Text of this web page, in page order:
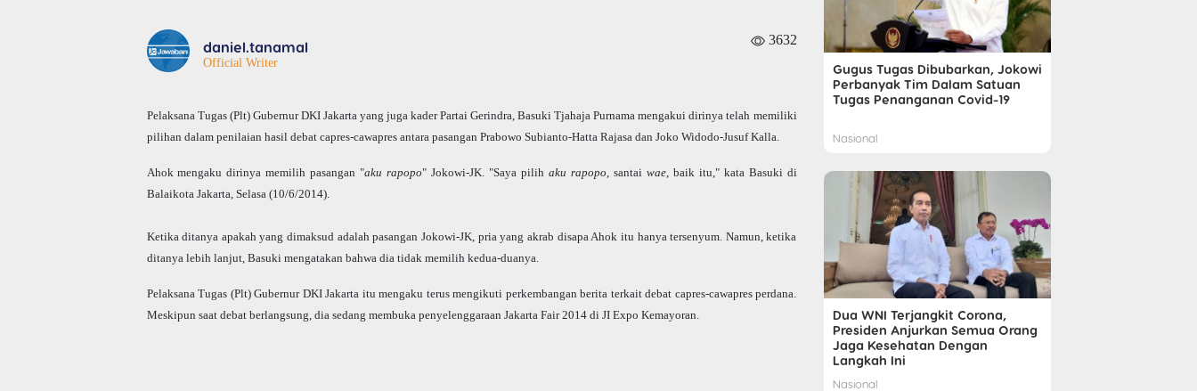
daniel.tanamal
Official Writer
3632
Pelaksana Tugas (Plt) Gubernur DKI Jakarta yang juga kader Partai Gerindra, Basuki Tjahaja Purnama mengakui dirinya telah memiliki
pilihan dalam penilaian hasil debat capres-cawapres antara pasangan Prabowo Subianto-Hatta Rajasa dan Joko Widodo-Jusuf Kalla.
Ahok mengaku dirinya memilih pasangan "aku rapopo" Jokowi-JK. "Saya pilih aku rapopo , santai wae, baik itu," kata Basuki di
Balaikota Jakarta, Selasa (10/6/2014).
Ketika ditanya apakah yang dimaksud adalah pasangan Jokowi-JK, pria yang akrab disapa Ahok itu hanya tersenyum. Namun, ketika
ditanya lebih lanjut, Basuki mengatakan bahwa dia tidak memilih kedua-duanya.
Pelaksana Tugas (Plt) Gubernur DKI Jakarta itu mengaku terus mengikuti perkembangan berita terkait debat capres-cawapres perdana.
Meskipun saat debat berlangsung, dia sedang membuka penyelenggaraan Jakarta Fair 2014 di JI Expo Kemayoran.
Gugus Tugas Dibubarkan, Jokowi
Perbanyak Tim Dalam Satuan
Tugas Penanganan Covid-19
Nasional
Dua WNI Terjangkit Corona,
Presiden Anjurkan Semua Orang
Jaga Kesehatan Dengan
Langkah Ini
Nasional